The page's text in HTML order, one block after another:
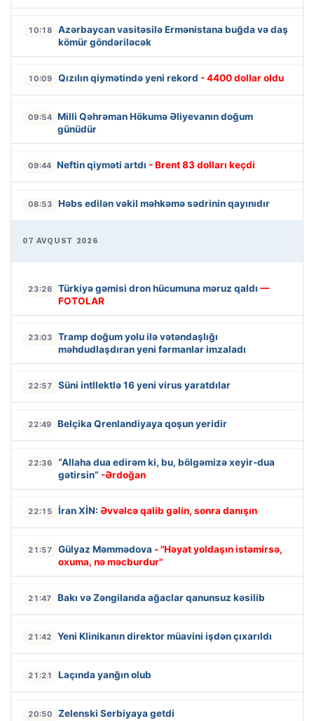
10:18
Azərbaycan vasitəsilə Ermənistana buğda və daş
kömür göndəriləcək
10:09 Qızılın qiymətində yeni rekord - 4400 dollar oldu
09:54 Milli Qəhrəman Hökumə Əliyevanın doğum
günüdür
09:44 Neftin qiyməti artdı - Brent 83 dolları keçdi
08:53 Həbs edilən vəkil məhkəmə sədrinin qayınıdır
07 AVQUST 2026
23:26 Türkiyə gəmisi dron hücumuna məruz qaldı —
FOTOLAR
23:03
Tramp doğum yolu ilə vətəndaşlığı
məhdudlaşdıran yeni fərmanlar imzaladı
22:57 Süni intllektlə 16 yeni virus yaratdılar
22:49 Belçika Qrenlandiyaya qoşun yeridir
22:36
“Allaha dua edirəm ki, bu, bölgəmizə xeyir-dua
gətirsin” -Ərdoğan
22:15 İran XİN: Əvvəlcə qalib gəlin, sonra danışın
21:57 Gülyaz Məmmədova - "Həyat yoldaşın istəmirsə,
oxuma, nə məcburdur"
21:47 Bakı və Zəngilanda ağaclar qanunsuz kəsilib
21:42 Yeni Klinikanın direktor müavini işdən çıxarıldı
21:21 Laçında yanğın olub
20:50 Zelenski Serbiyaya getdi